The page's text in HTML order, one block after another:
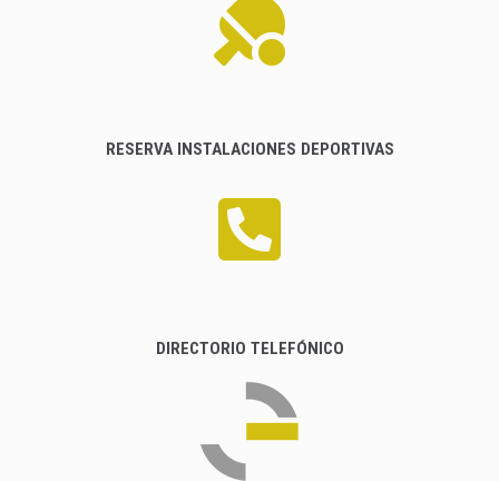
RESERVA INSTALACIONES DEPORTIVAS
DIRECTORIO TELEFÓNICO